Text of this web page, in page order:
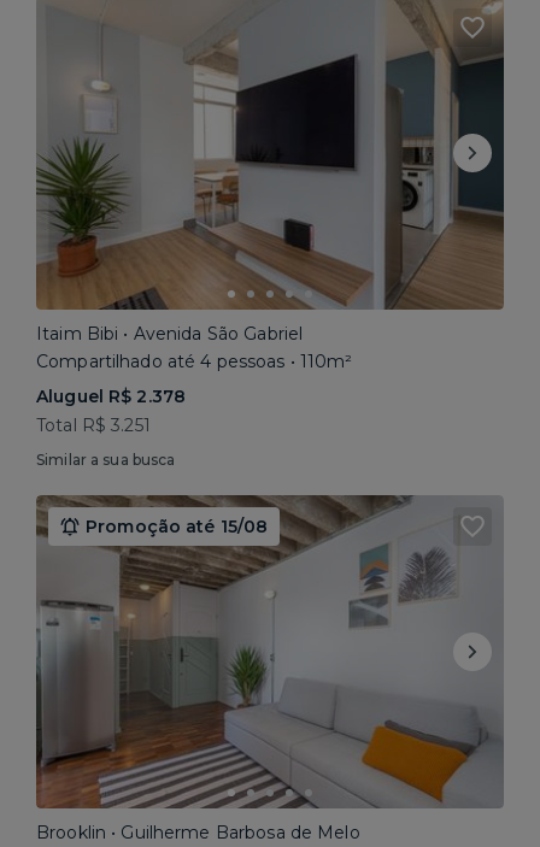
Itaim Bibi • Avenida São Gabriel
Compartilhado até 4 pessoas • 110m²
Aluguel R$ 2.378
Total R$ 3.251
Similar a sua busca
Promoção até 15/08
Brooklin • Guilherme Barbosa de Melo